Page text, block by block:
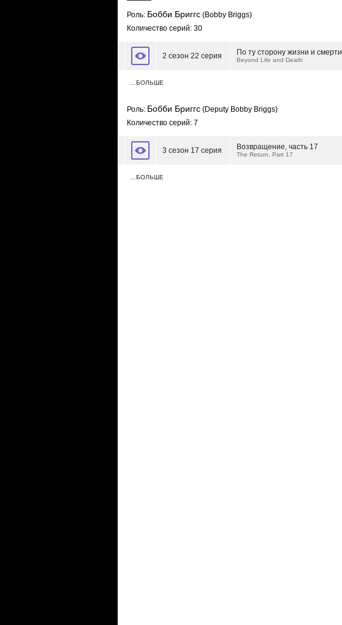
Роль: Бобби Бриггс (Bobby Briggs)
Количество серий: 30
2 сезон 22 серия По ту сторону жизни и смерти
Beyond Life and Death
…БОЛЬШЕ
Роль: Бобби Бриггс (Deputy Bobby Briggs)
Количество серий: 7
3 сезон 17 серия Возвращение, часть 17
The Return, Part 17
…БОЛЬШЕ